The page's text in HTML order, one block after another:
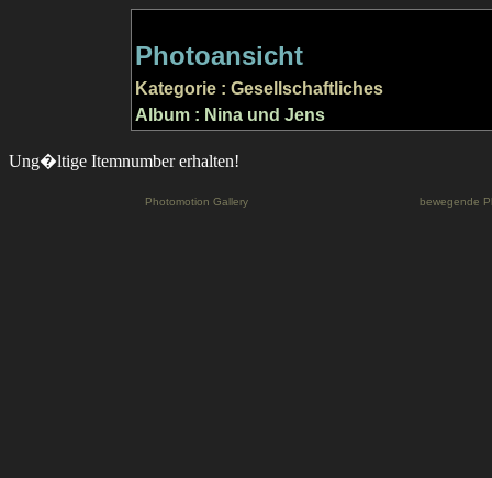
Photoansicht
Kategorie : Gesellschaftliches
Album : Nina und Jens
Ung�ltige Itemnumber erhalten!
Photomotion Gallery bewegende